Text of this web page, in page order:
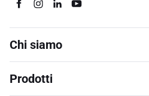
Chi siamo
Prodotti